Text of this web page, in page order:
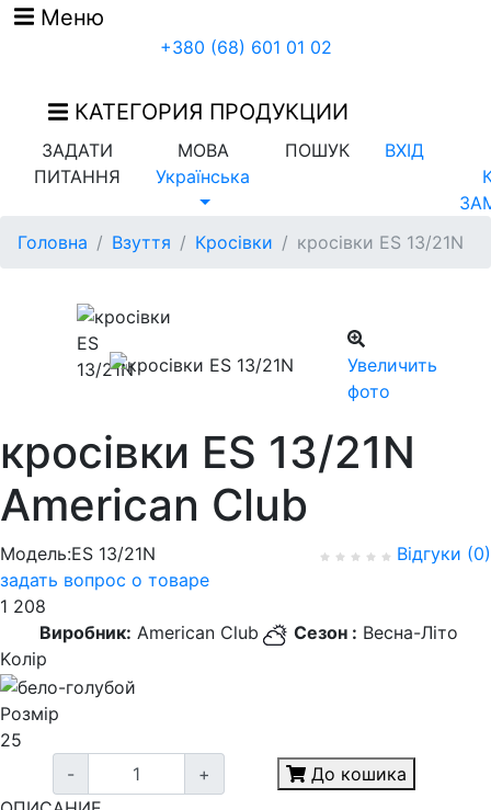
Меню
+380 (68) 601 01 02
КАТЕГОРИЯ ПРОДУКЦИИ
ЗАДАТИ
ПИТАННЯ
МОВА
Українська
ПОШУК
ВХІД
Головна
Взуття Кросівки кросівки ES 13/21N
Увеличить
фото
кросівки ES 13/21N
American Club
Модель:ES 13/21N
Відгуки (0)
задать вопрос о товаре
1 208
Виробник: American Club Сезон : Весна-Літо
Kолір
Розмір
25
-
+
До кошика